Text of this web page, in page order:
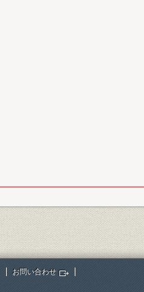
お問い合わせ